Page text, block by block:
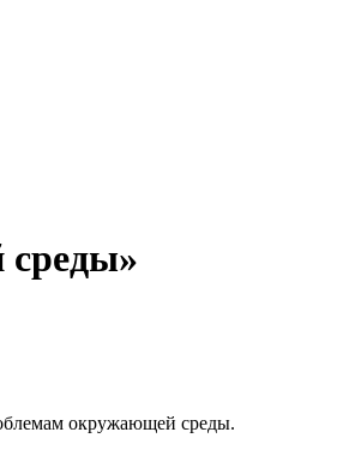
среды»
окружающей среды.